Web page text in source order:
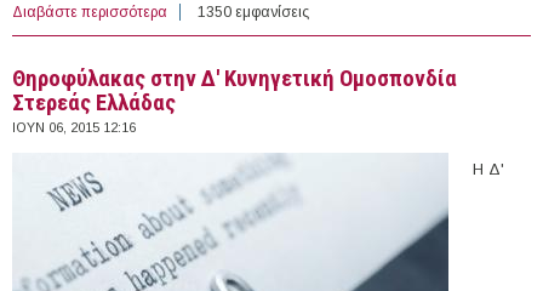
Διαβάστε περισσότερα για 11 θέσεις εθελοντισμού στην Ελλάδα (08-06-2015)
1350 εμφανίσεις
Θηροφύλακας στην Δ' Κυνηγετική Ομοσπονδία
Στερεάς Ελλάδας
ΙΟΥΝ 06, 2015 12:16
Η Δ'